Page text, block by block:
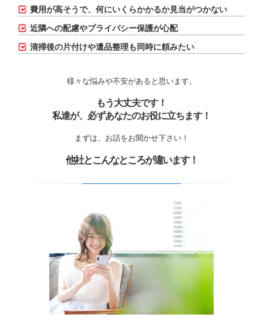
費用が高そうで、何にいくらかかるか見当がつかない
近隣への配慮やプライバシー保護が心配
清掃後の片付けや遺品整理も同時に頼みたい
様々な悩みや不安があると思います。
もう大丈夫です！
私達が、必ずあなたのお役に立ちます！
まずは、お話をお聞かせ下さい！
他社とこんなところが違います！